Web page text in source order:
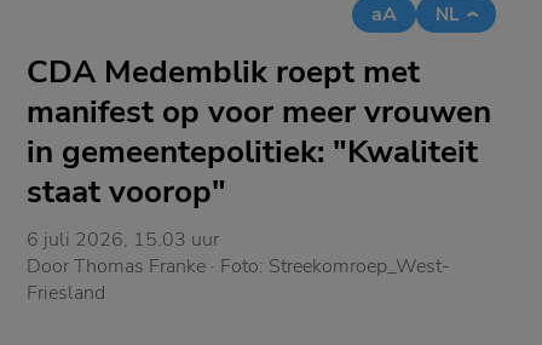
aA NL
CDA Medemblik roept met
manifest op voor meer vrouwen
in gemeentepolitiek: "Kwaliteit
staat voorop"
6 juli 2026, 15.03 uur
DoorThomas Franke · Foto: Streekomroep_West-
Friesland